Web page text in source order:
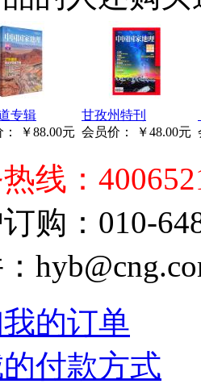
专辑
￥88.00元
甘孜州特刊
会员价：
￥48.00元
线：
购：010-
的订单
付款方式